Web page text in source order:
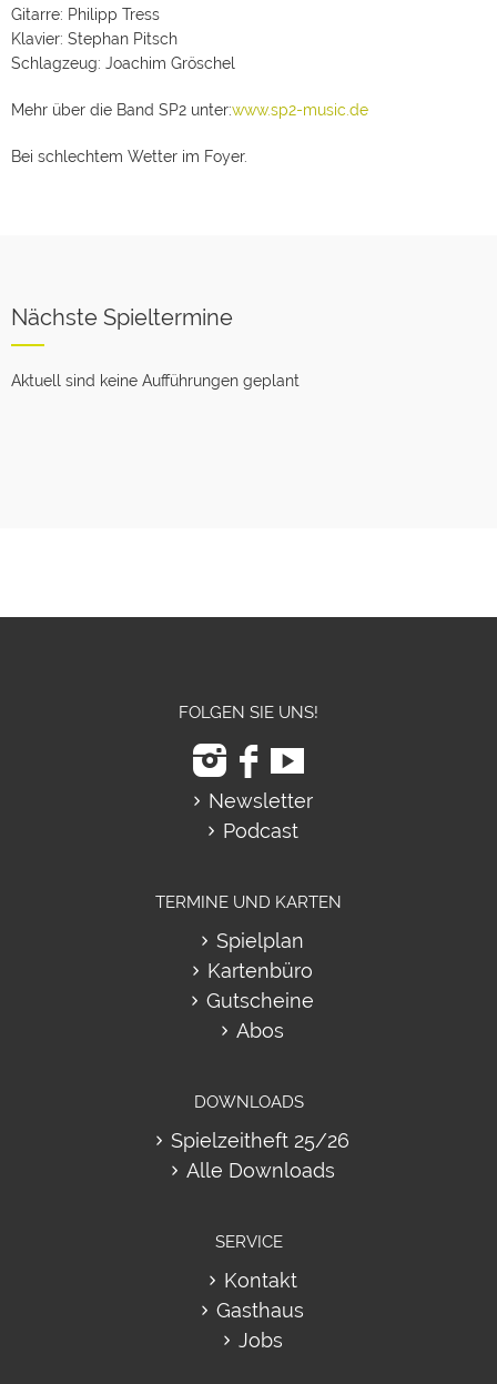
Gitarre: Philipp Tress
Klavier: Stephan Pitsch
Schlagzeug: Joachim Gröschel
Mehr über die Band SP2 unter:www.sp2-music.de
Bei schlechtem Wetter im Foyer.
Nächste Spieltermine
Aktuell sind keine Aufführungen geplant
FOLGEN SIE UNS!
Newsletter
Podcast
TERMINE UND KARTEN
Spielplan
Kartenbüro
Gutscheine
Abos
DOWNLOADS
Spielzeitheft 25/26
Alle Downloads
SERVICE
Kontakt
Gasthaus
Jobs